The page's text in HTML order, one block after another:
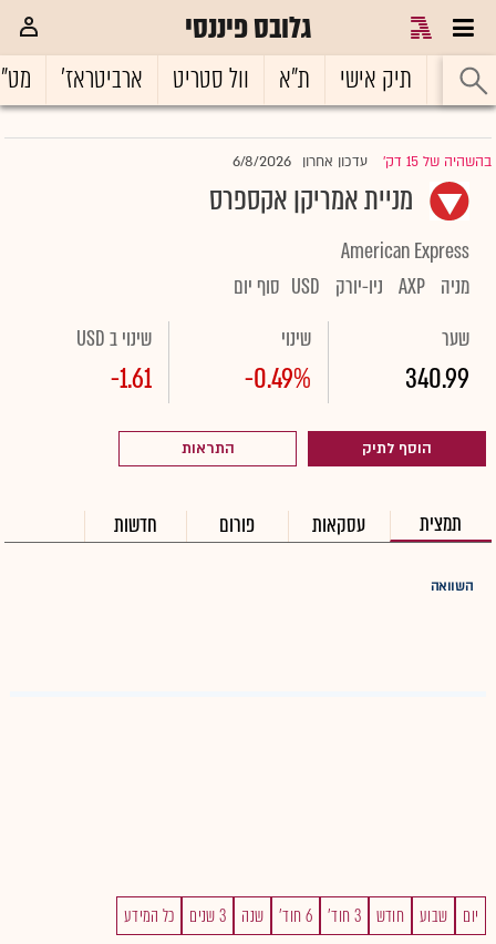
גלובס פיננסי
ראשי תיק אישי ת"א וול סטריט ארביטראז'
בהשהיה של 15 דק' |עדכון אחרון 6/8/2026
מניית אמריקן אקספרס
American Express
מניה AXP ניו-יורק USD סוף יום
שער
340.99
שינוי
-0.49%
שינוי ב USD
-1.61
הוסף לתיק התראות
תמצית עסקאות פורום חדשות
השוואה
יום שבוע חודש 3 חוד' 6 חוד' שנה 3 שנים כל המידע